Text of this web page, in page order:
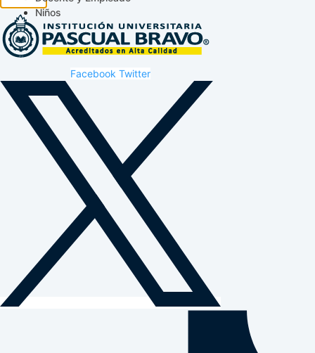
Niños
Facebook Twitter